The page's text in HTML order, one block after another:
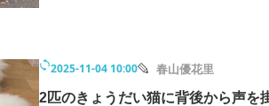
2025-11-04 10:00 春山優花里
2匹のきょうだい猫に背後から声